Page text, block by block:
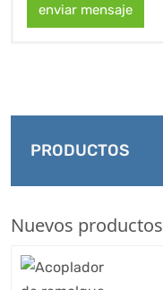
enviar mensaje
PRODUCTOS
Nuevos productos